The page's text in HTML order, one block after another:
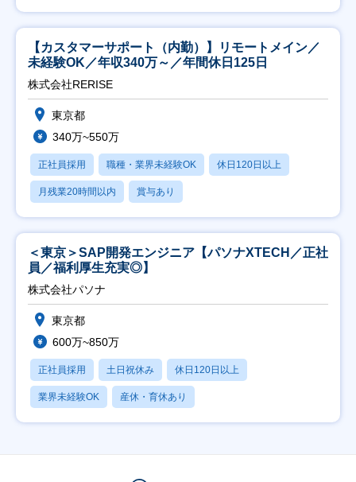
【カスタマーサポート（内勤）】リモートメイン／
未経験OK／年収340万～／年間休日125日
株式会社RERISE
東京都
340万~550万
正社員採用 職種・業界未経験OK 休日120日以上
月残業20時間以内 賞与あり
＜東京＞SAP開発エンジニア【パソナXTECH／正社
員／福利厚生充実◎】
株式会社パソナ
東京都
600万~850万
正社員採用 土日祝休み 休日120日以上
業界未経験OK 産休・育休あり